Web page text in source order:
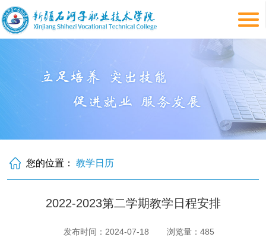
您的位置：教学日历
2022-2023第二学期教学日程安排
发布时间：2024-07-18 浏览量： 485